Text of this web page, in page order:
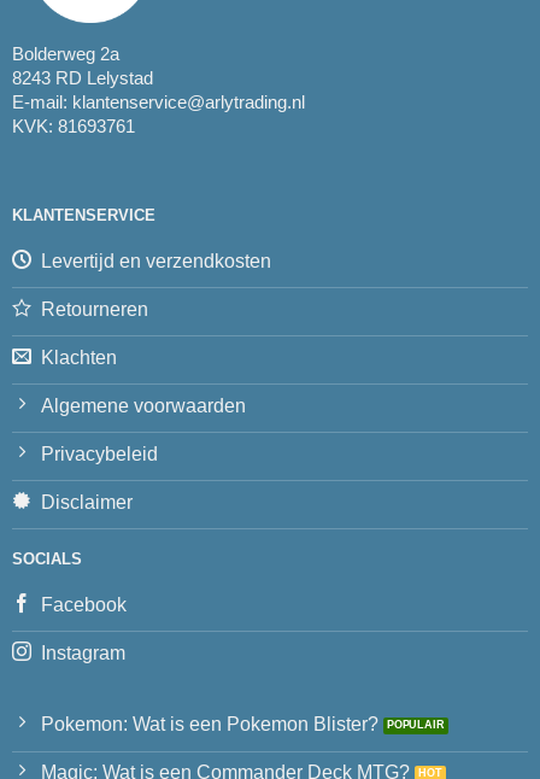
Bolderweg 2a
8243 RD Lelystad
E-mail: klantenservice@arlytrading.nl
KVK: 81693761
KLANTENSERVICE
Levertijd en verzendkosten
Retourneren
Klachten
Algemene voorwaarden
Privacybeleid
Disclaimer
SOCIALS
Facebook
Instagram
Pokemon: Wat is een Pokemon Blister?
Magic: Wat is een Commander Deck MTG?